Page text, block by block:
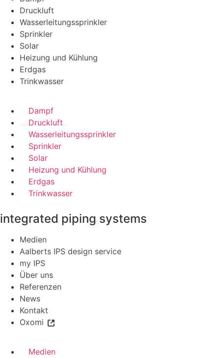
Druckluft
Wasserleitungssprinkler
Sprinkler
Solar
Heizung und Kühlung
Erdgas
Trinkwasser
Dampf
Druckluft
Wasserleitungssprinkler
Sprinkler
Solar
Heizung und Kühlung
Erdgas
Trinkwasser
integrated piping systems
Medien
Aalberts IPS design service
my IPS
Über uns
Referenzen
News
Kontakt
Oxomi
Medien